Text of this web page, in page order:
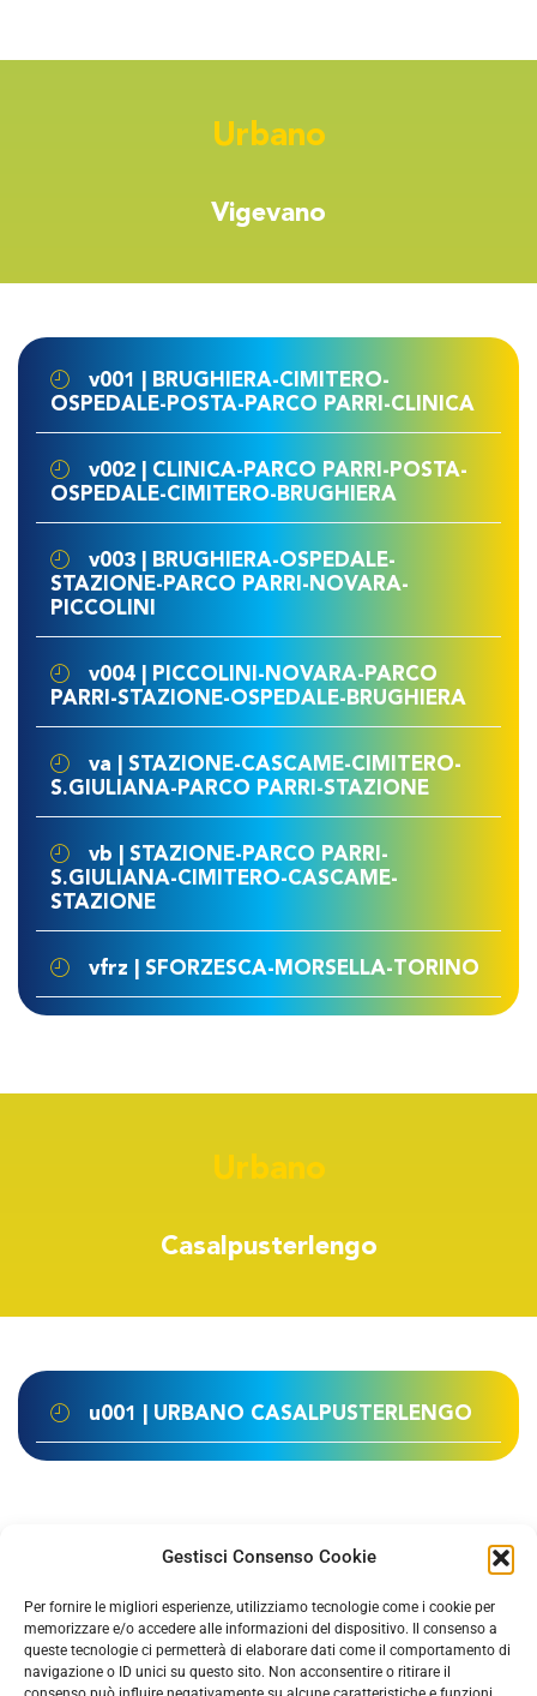
Gestisci Consenso Cookie
Per fornire le migliori esperienze, utilizziamo tecnologie come i cookie per
memorizzare e/o accedere alle informazioni del dispositivo. Il consenso a
queste tecnologie ci permetterà di elaborare dati come il comportamento di
navigazione o ID unici su questo sito. Non acconsentire o ritirare il
Urbano
Vigevano
v001 | BRUGHIERA-CIMITERO-
OSPEDALE-POSTA-PARCO PARRI-CLINICA
v002 | CLINICA-PARCO PARRI-POSTA-
OSPEDALE-CIMITERO-BRUGHIERA
v003 | BRUGHIERA-OSPEDALE-
STAZIONE-PARCO PARRI-NOVARA-
PICCOLINI
v004 | PICCOLINI-NOVARA-PARCO
PARRI-STAZIONE-OSPEDALE-BRUGHIERA
va | STAZIONE-CASCAME-CIMITERO-
S.GIULIANA-PARCO PARRI-STAZIONE
vb | STAZIONE-PARCO PARRI-
S.GIULIANA-CIMITERO-CASCAME-
STAZIONE
vfrz | SFORZESCA-MORSELLA-TORINO
Urbano
Casalpusterlengo
u001 | URBANO CASALPUSTERLENGO